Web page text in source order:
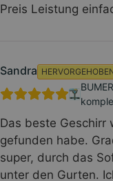
Preis Leistung
Sandra
Das beste Geschirr
gefunden habe.
super, durch das
unter den Gurten.